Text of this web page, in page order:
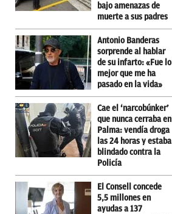
bajo amenazas de
muerte a sus padres
Antonio Banderas
sorprende al hablar
de su infarto: «Fue lo
mejor que me ha
pasado en la vida»
Cae el ‘narcobúnker’
que nunca cerraba en
Palma: vendía droga
las 24 horas y estaba
blindado contra la
Policía
El Consell concede
5,5 millones en
ayudas a 137